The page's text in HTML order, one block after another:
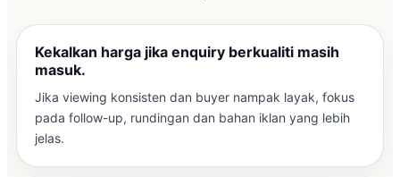
Kekalkan harga jika enquiry berkualiti masih
masuk.
Jika viewing konsisten dan buyer nampak layak, fokus
pada follow-up, rundingan dan bahan iklan yang lebih
jelas.